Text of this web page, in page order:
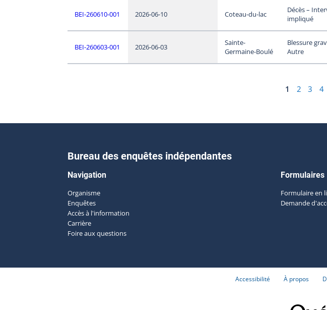
BEI-260610-001 2026-06-10 Coteau-du-lac
Décès –
impliqué
BEI-260603-001 2026-06-03
Sainte-
Germaine-Boulé
Blessure
Autre
1 2 3 4
Bureau des enquêtes indépendantes
Navigation
Organisme
Enquêtes
Accès à l'information
Carrière
Foire aux questions
Formulaires
Formulaire en
Demande
Accessibilité À propos